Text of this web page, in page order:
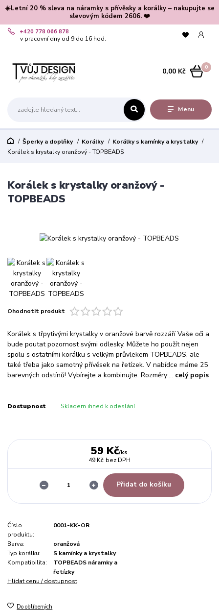
☀️Letní 20 % sleva na náramky s přívěsky a korálky – nakupujte se
slevovým kódem 2606. ❤️
Menu
+420 778 066 878
v pracovní dny od 9 do 16 hod.
0
0,00 Kč
Šperky a doplňky Korálky
Korálky s kamínky a krystalky
Korálek s krystalky oranžový - TOPBEADS
Korálek s krystalky oranžový -
TOPBEADS
Ohodnotit produkt
Korálek s třpytivými krystalky v oranžové barvě rozzáří Vaše oči a
bude poutat pozornost svými odlesky. Můžete ho použít nejen
spolu s ostatními korálku s velkým průvlekem TOPBEADS, ale
také třeba jako samotný přívěsek na řetízek. V nabídce máme 25
barevných odstínů! Vybírejte a kombinujte. Rozměry:... celý popis
Dostupnost Skladem ihned k odeslání
59 Kč/ks
49 Kč bez DPH
Přidat do košíku
Číslo
produktu:
0001-KK-OR
Barva:
oranžová
Typ korálku:
S kamínky a krystalky
Kompatibilita:
TOPBEADS náramky a
řetízky
Hlídat cenu / dostupnost
Do oblíbených